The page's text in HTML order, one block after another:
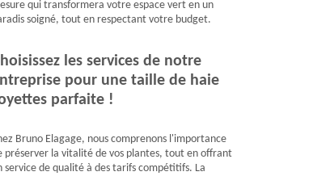
qui transformera votre espace vert en un
soigné, tout en respectant votre budget.
les services de notre
pour une taille de haie
parfaite !
Bruno Elagage, nous comprenons l'importance
préserver la vitalité de vos plantes, tout en offrant
service de qualité à des tarifs compétitifs. La